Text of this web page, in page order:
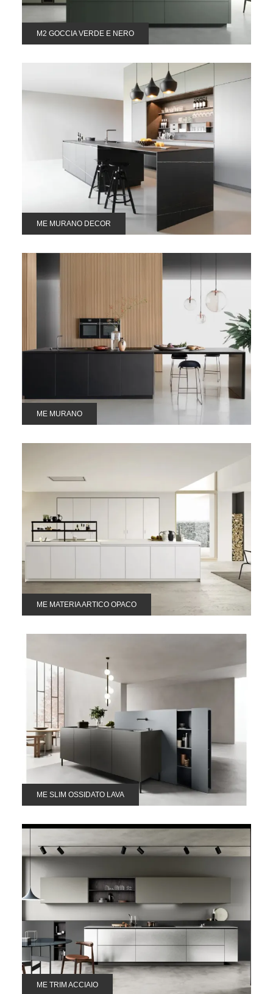
M2 GOCCIA VERDE E NERO
ME MURANO DECOR
ME MURANO
ME MATERIA ARTICO OPACO
ME SLIM OSSIDATO LAVA
ME TRIM ACCIAIO